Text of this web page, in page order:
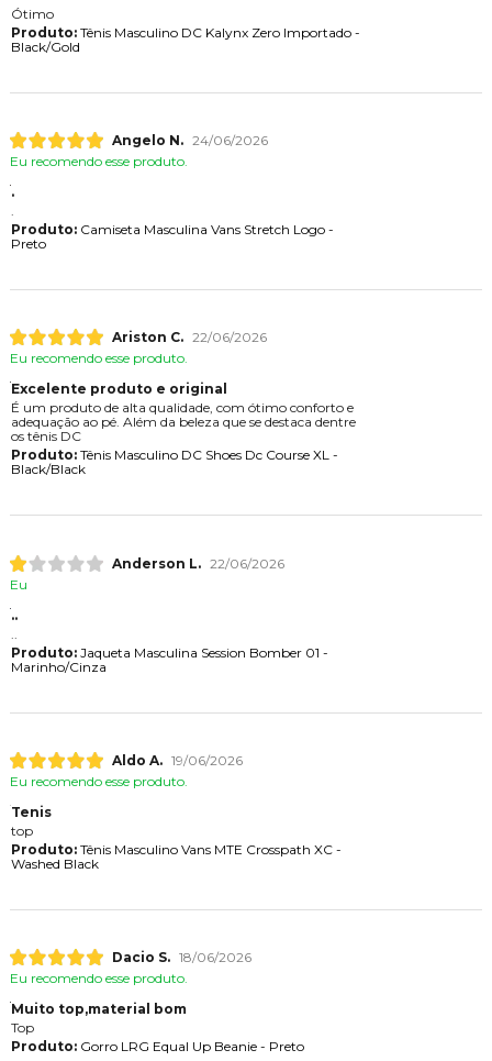
Ótimo
Produto:Tênis Masculino DC Kalynx Zero Importado -
Black/Gold
Angelo N. 24/06/2026
Eu recomendo esse produto.
.
.
Produto:Camiseta Masculina Vans Stretch Logo -
Preto
Ariston C. 22/06/2026
Eu recomendo esse produto.
Excelente produto e original
É um produto de alta qualidade, com ótimo conforto e
adequação ao pé. Além da beleza que se destaca dentre
os tênis DC
Produto:Tênis Masculino DC Shoes Dc Course XL -
Black/Black
Anderson L. 22/06/2026
Eu
..
Produto:Jaqueta Masculina Session Bomber 01 -
Marinho/Cinza
Aldo A. 19/06/2026
Eu recomendo esse produto.
Tenis
top
Produto:Tênis Masculino Vans MTE Crosspath XC -
Washed Black
Dacio S. 18/06/2026
Eu recomendo esse produto.
Muito top,material bom
Top
Produto:Gorro LRG Equal Up Beanie - Preto